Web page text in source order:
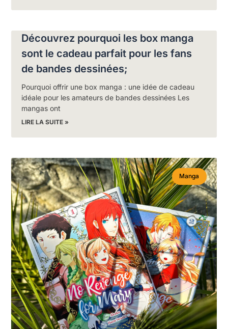
Découvrez pourquoi les box manga
sont le cadeau parfait pour les fans
de bandes dessinées;
Pourquoi offrir une box manga : une idée de cadeau
idéale pour les amateurs de bandes dessinées Les
mangas ont
LIRE LA SUITE »
Manga